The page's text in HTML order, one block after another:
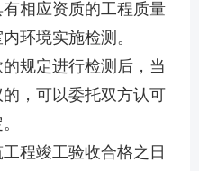
相应资质的工程质量
环境实施检测。
规定进行检测后，当
，可以委托双方认可
竣工验收合格之日